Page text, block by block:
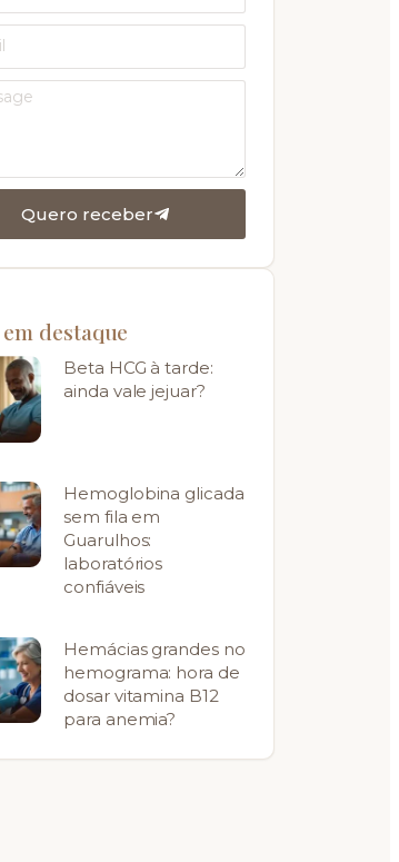
Quero receber
destaque
Beta HCG à tarde:
ainda vale jejuar?
Hemoglobina glicada
sem fila em
Guarulhos:
laboratórios
confiáveis
Hemácias grandes no
hemograma: hora de
dosar vitamina B12
para anemia?